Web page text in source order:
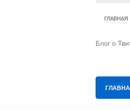
ГЛАВНАЯ
Блог о